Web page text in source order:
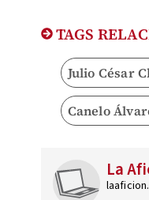
TAGS
Julio César
Canelo
La